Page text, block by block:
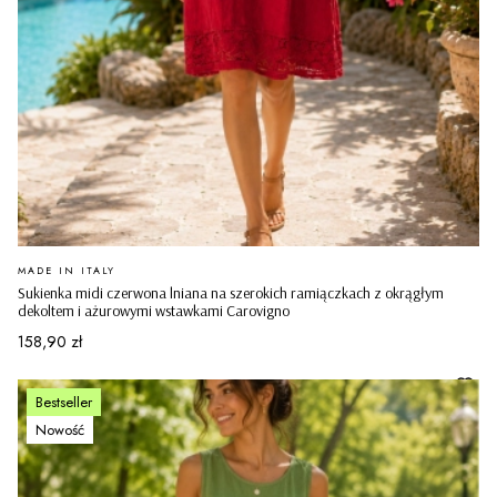
Sukienka midi czerwona lniana na szerokich ramiączkach z okrągłym
dekoltem i ażurowymi wstawkami Carovigno
PRODUCENT
MADE IN ITALY
Cena
158,90 zł
Bestseller
Nowość